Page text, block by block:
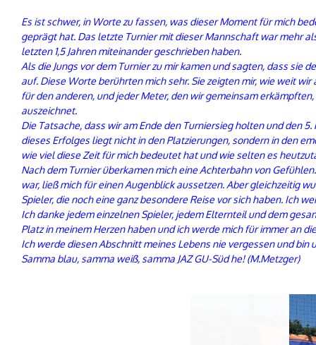
Es ist schwer, in Worte zu fassen, was dieser Moment für mich
geprägt hat. Das letzte Turnier mit dieser Mannschaft war mehr
letzten 1,5 Jahren miteinander geschrieben haben.
Als die Jungs vor dem Turnier zu mir kamen und sagten, dass sie
auf. Diese Worte berührten mich sehr. Sie zeigten mir, wie weit
für den anderen, und jeder Meter, den wir gemeinsam
auszeichnet.
Die Tatsache, dass wir am Ende den Turniersieg holten und den
dieses Erfolges liegt nicht in den Platzierungen, sondern in den
wie viel diese Zeit für mich bedeutet hat und wie selten es
Nach dem Turnier überkamen mich eine Achterbahn von
war, ließ mich für einen Augenblick aussetzen. Aber gleichzeitig
Spieler, die noch eine ganz besondere Reise vor sich haben. Ich
Ich danke jedem einzelnen Spieler, jedem Elternteil und dem
Platz in meinem Herzen haben und ich werde mich für immer an
Ich werde diesen Abschnitt meines Lebens nie vergessen und bin
Samma blau, samma weiß, samma JAZ GU-Süd he! (M.Metzger)